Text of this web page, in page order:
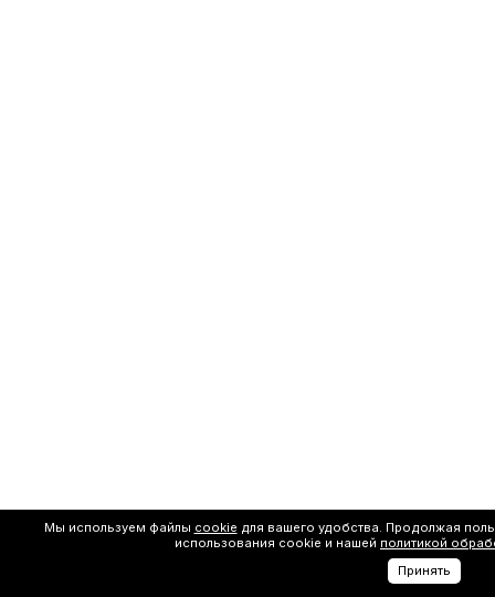
Мы используем файлы cookie для вашего удобства. Продолжая
использования cookie и нашей политикой
Принять